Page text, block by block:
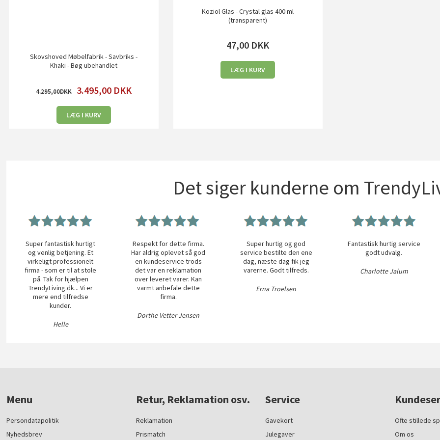
Skovshoved Møbelfabrik - Savbriks -
Khaki - Bøg ubehandlet
4.295,00 3.495,00 DKK
LÆG I KURV
Koziol Glas - Crystal glas 400 ml
(transparent)
47,00 DKK
LÆG I KURV
Det siger kunderne om
Super fantastisk hurtigt
og venlig betjening. Et
virkeligt professionelt
firma - som er til at stole
på. Tak for hjælpen
TrendyLiving.dk... Vi er
mere end tilfredse
kunder.
Helle
Respekt for dette firma.
Har aldrig oplevet så god
en kundeservice trods
det var en reklamation
over leveret varer. Kan
varmt anbefale dette
firma.
Dorthe Vetter Jensen
Super hurtig og god
service bestilte den ene
dag, næste dag fik jeg
varerne. Godt tilfreds.
Erna Troelsen
Fantastisk hurtig service
godt udvalg.
Charlotte Jalum
Menu
Persondatapolitik
Nyhedsbrev
Retur, Reklamation osv.
Reklamation
Prismatch
Service
Gavekort
Julegaver
Ofte stillede
Om os